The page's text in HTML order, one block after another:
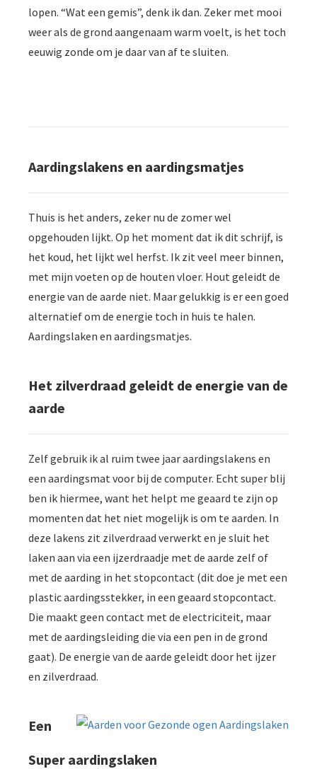
lopen. “Wat een gemis”, denk ik dan. Zeker met mooi
weer als de grond aangenaam warm voelt, is het toch
eeuwig zonde om je daar van af te sluiten.
Aardingslakens en aardingsmatjes
Thuis is het anders, zeker nu de zomer wel
opgehouden lijkt. Op het moment dat ik dit schrijf, is
het koud, het lijkt wel herfst. Ik zit veel meer binnen,
met mijn voeten op de houten vloer. Hout geleidt de
energie van de aarde niet. Maar gelukkig is er een goed
alternatief om de energie toch in huis te halen.
Aardingslaken en aardingsmatjes.
Het zilverdraad geleidt de energie van de
aarde
Zelf gebruik ik al ruim twee jaar aardingslakens en
een aardingsmat voor bij de computer. Echt super blij
ben ik hiermee, want het helpt me geaard te zijn op
momenten dat het niet mogelijk is om te aarden. In
deze lakens zit zilverdraad verwerkt en je sluit het
laken aan via een ijzerdraadje met de aarde zelf of
met de aarding in het stopcontact (dit doe je met een
plastic aardingsstekker, in een geaard stopcontact.
Die maakt geen contact met de electriciteit, maar
met de aardingsleiding die via een pen in de grond
gaat). De energie van de aarde geleidt door het ijzer
en zilverdraad.
Een
Super aardingslaken